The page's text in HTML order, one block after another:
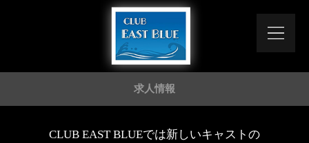
求人情報
CLUB EAST BLUEでは新しいキャストの